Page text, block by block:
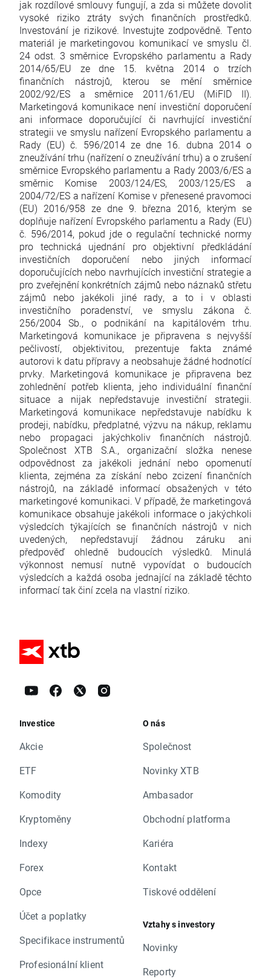
jak rozdílové smlouvy fungují, a zda si můžete dovolit
vysoké riziko ztráty svých finančních prostředků.
Investování je rizikové. Investujte zodpovědně. Tento
materiál je marketingovou komunikací ve smyslu čl.
24 odst. 3 směrnice Evropského parlamentu a Rady
2014/65/EU ze dne 15. května 2014 o trzích
finančních nástrojů, kterou se mění směrnice
2002/92/ES a směrnice 2011/61/EU (MiFID II).
Marketingová komunikace není investiční doporučení
ani informace doporučující či navrhující investiční
strategii ve smyslu nařízení Evropského parlamentu a
Rady (EU) č. 596/2014 ze dne 16. dubna 2014 o
zneužívání trhu (nařízení o zneužívání trhu) a o zrušení
směrnice Evropského parlamentu a Rady 2003/6/ES a
směrnic Komise 2003/124/ES, 2003/125/ES a
2004/72/ES a nařízení Komise v přenesené pravomoci
(EU) 2016/958 ze dne 9. března 2016, kterým se
doplňuje nařízení Evropského parlamentu a Rady (EU)
č. 596/2014, pokud jde o regulační technické normy
pro technická ujednání pro objektivní předkládání
investičních doporučení nebo jiných informací
doporučujících nebo navrhujících investiční strategie a
pro zveřejnění konkrétních zájmů nebo náznaků střetu
zájmů nebo jakékoli jiné rady, a to i v oblasti
investičního poradenství, ve smyslu zákona č.
256/2004 Sb., o podnikání na kapitálovém trhu.
Marketingová komunikace je připravena s nejvyšší
pečlivostí, objektivitou, prezentuje fakta známé
autorovi k datu přípravy a neobsahuje žádné hodnotící
prvky. Marketingová komunikace je připravena bez
zohlednění potřeb klienta, jeho individuální finanční
situace a nijak nepředstavuje investiční strategii.
Marketingová komunikace nepředstavuje nabídku k
prodeji, nabídku, předplatné, výzvu na nákup, reklamu
nebo propagaci jakýchkoliv finančních nástrojů.
Společnost XTB S.A., organizační složka nenese
odpovědnost za jakékoli jednání nebo opomenutí
klienta, zejména za získání nebo zcizení finančních
nástrojů, na základě informací obsažených v této
marketingové komunikaci. V případě, že marketingová
komunikace obsahuje jakékoli informace o jakýchkoli
výsledcích týkajících se finančních nástrojů v nich
uvedených, nepředstavují žádnou záruku ani
předpověď ohledně budoucích výsledků. Minulá
výkonnost nemusí nutně vypovídat o budoucích
výsledcích a každá osoba jednající na základě těchto
informací tak činí zcela na vlastní riziko.
Investice
Akcie
ETF
Komodity
Kryptoměny
Indexy
Forex
Opce
Účet a poplatky
Specifikace instrumentů
Profesionální klient
O nás
Společnost
Novinky XTB
Ambasador
Obchodní platforma
Kariéra
Kontakt
Tiskové oddělení
Vztahy s investory
Novinky
Reporty